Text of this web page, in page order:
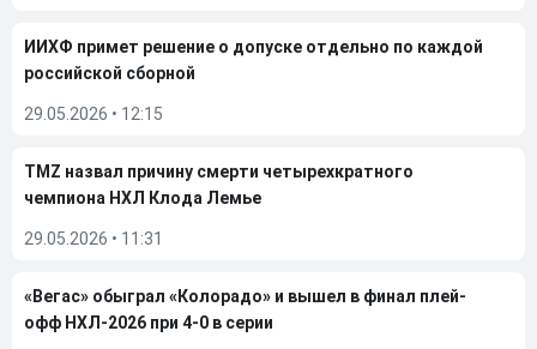
ИИХФ примет решение о допуске отдельно по каждой
российской сборной
29.05.2026 • 12:15
TMZ назвал причину смерти четырехкратного
чемпиона НХЛ Клода Лемье
29.05.2026 • 11:31
«Вегас» обыграл «Колорадо» и вышел в финал плей-
офф НХЛ-2026 при 4-0 в серии